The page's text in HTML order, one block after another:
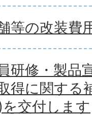
等の改装
研修・製品
得に関する
交付します